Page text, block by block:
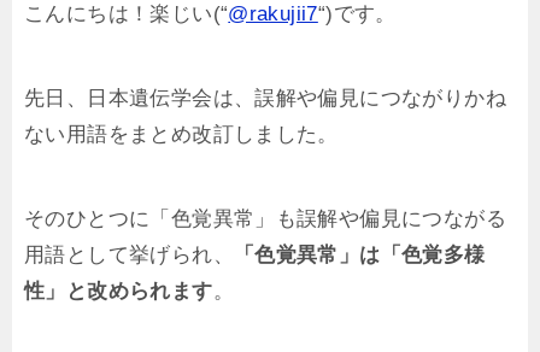
こんにちは！楽じい(“@rakujii7“)です。
先日、日本遺伝学会は、誤解や偏見につながりかね
ない用語をまとめ改訂しました。
そのひとつに「色覚異常」も誤解や偏見につながる
用語として挙げられ、
「色覚異常」は「色覚多様
性」と改められます。